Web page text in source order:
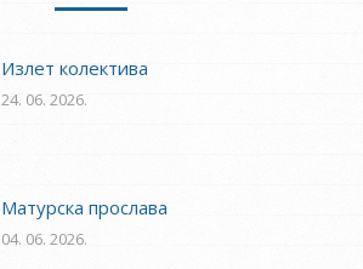
Излет колектива
24. 06. 2026.
Матурска прослава
04. 06. 2026.